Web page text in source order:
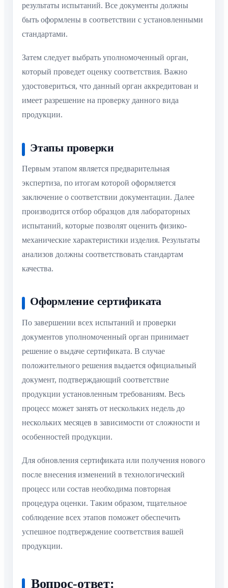
результаты испытаний. Все документы должны
быть оформлены в соответствии с установленными
стандартами.
Затем следует выбрать уполномоченный орган,
который проведет оценку соответствия. Важно
удостовериться, что данный орган аккредитован и
имеет разрешение на проверку данного вида
продукции.
Этапы проверки
Первым этапом является предварительная
экспертиза, по итогам которой оформляется
заключение о соответствии документации. Далее
производится отбор образцов для лабораторных
испытаний, которые позволят оценить физико-
механические характеристики изделия. Результаты
анализов должны соответствовать стандартам
качества.
Оформление сертификата
По завершении всех испытаний и проверки
документов уполномоченный орган принимает
решение о выдаче сертификата. В случае
положительного решения выдается официальный
документ, подтверждающий соответствие
продукции установленным требованиям. Весь
процесс может занять от нескольких недель до
нескольких месяцев в зависимости от сложности и
особенностей продукции.
Для обновления сертификата или получения нового
после внесения изменений в технологический
процесс или состав необходима повторная
процедура оценки. Таким образом, тщательное
соблюдение всех этапов поможет обеспечить
успешное подтверждение соответствия вашей
продукции.
Вопрос-ответ: